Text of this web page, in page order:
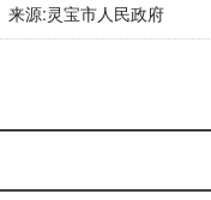
来源:灵宝市人民政府